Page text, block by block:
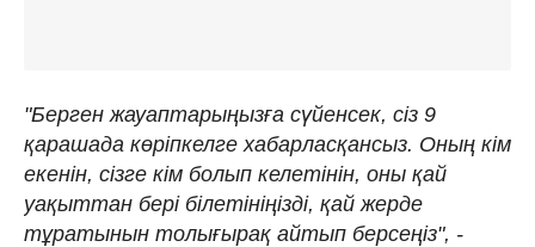
"Берген жауаптарыңызға сүйенсек, сіз 9
қарашада көріпкелге хабарласқансыз. Оның кім
екенін, сізге кім болып келетінін, оны қай
уақыттан бері білетініңізді, қай жерде
тұратынын толығырақ айтып берсеңіз", -